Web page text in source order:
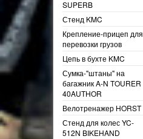
SUPERB
Стенд KMC
Крепление-прицеп для
перевозки грузов
Цепь в бухте KMC
Сумка-"штаны" на
багажник A-N TOURER
40AUTHOR
Велотренажер HORST
Стенд для колес YC-
512N BIKEHAND